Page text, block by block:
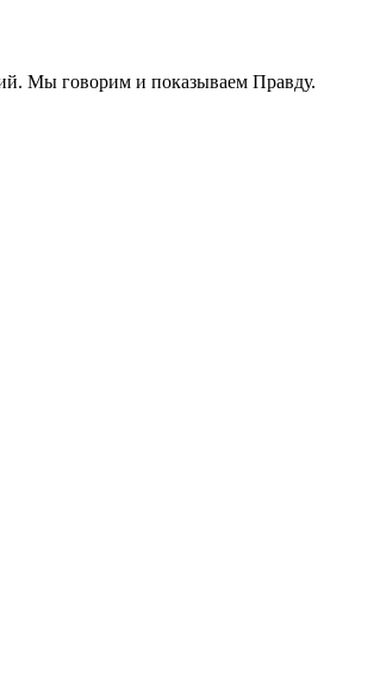
Мы говорим и показываем Правду.